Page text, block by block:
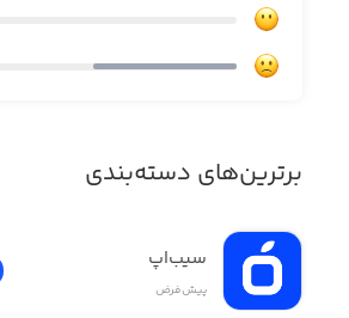
برترین‌های دسته‌بندی
سیب‌اپ
پیش‌فرض